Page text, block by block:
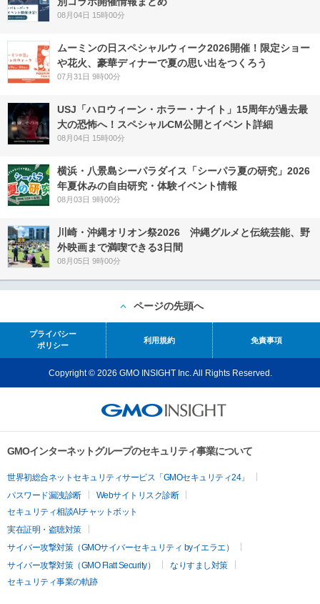
08月04日 15時00分
ムーミンの日スペシャルウィーク2026開催！限定ショー
や花火、豪華ディナーで夏の思い出をつくろう
07月31日 9時00分
USJ「ハロウィーン・ホラー・ナイト」15周年が過去最
大の恐怖へ！スペシャルCM公開とイベント詳細
08月04日 15時00分
横浜・八景島シーパラダイス「シーパラ夏の研究」2026
年夏休みの自由研究・体験イベント情報
08月03日 9時00分
川崎・沖縄オリオン祭2026 沖縄グルメと伝統芸能、野
外映画まで満喫できる3日間
08月05日 9時00分
ページの先頭へ
プライバシー
ポリシー
利用規約 免責事項
Copyright © 2026 GMO INSIGHT Inc. All Rights Reserved.
GMOインターネットグループのセキュリティ事業について
世界初総合ネットセキュリティサービス「GMOセキュリティ24」
パスワード漏洩診断
Webサイトリスク診断
セキュリティ相談AIチャットボット
実在証明・盗聴対策
サイバー攻撃対策（GMOサイバーセキュリティ byイエラエ）
サイバー攻撃対策（GMO Flatt Security）
なりすまし対策
セキュリティ事業の軌跡